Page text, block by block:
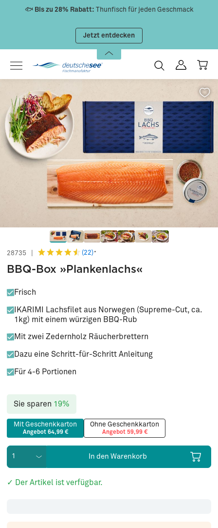
Zum Hauptinhalt springen
🐟 Bis zu 28% Rabatt: Thunfisch für jeden Geschmack
Jetzt entdecken
28735 (22)*
BBQ-Box »Plankenlachs«
Frisch
IKARIMI Lachsfilet aus Norwegen (Supreme-Cut, ca.
1kg) mit einem würzigen BBQ-Rub
Mit zwei Zedernholz Räucherbrettern
Dazu eine Schritt-für-Schritt Anleitung
Für 4-6 Portionen
Sie sparen 19%
Mit Geschenkkarton
Angebot 64,99 €
Ohne Geschenkkarton
Angebot 59,99 €
In den Warenkorb
✓ Der Artikel ist verfügbar.